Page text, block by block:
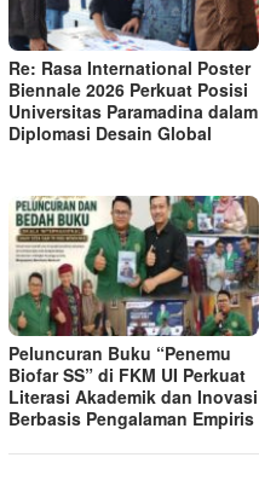
Re: Rasa International Poster
Biennale 2026 Perkuat Posisi
Universitas Paramadina dalam
Diplomasi Desain Global
Peluncuran Buku “Penemu
Biofar SS” di FKM UI Perkuat
Literasi Akademik dan Inovasi
Berbasis Pengalaman Empiris